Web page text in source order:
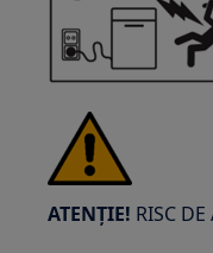
ATENȚIE! RISC DE